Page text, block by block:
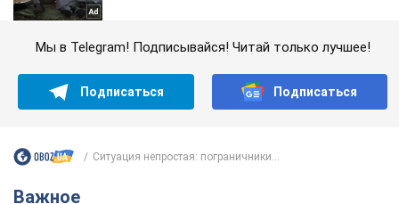
Мы в Telegram! Подписывайся! Читай только лучшее!
Подписаться Подписаться
Ситуация непростая: пограничники...
Важное